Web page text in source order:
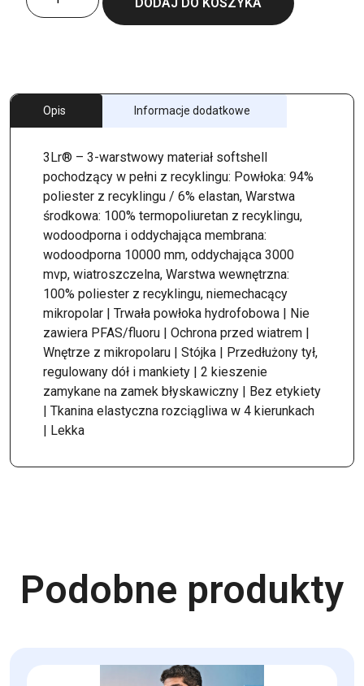
Reset
Opis Informacje dodatkowe
3Lr® – 3-warstwowy materiał softshell
pochodzący w pełni z recyklingu: Powłoka: 94%
poliester z recyklingu / 6% elastan, Warstwa
środkowa: 100% termopoliuretan z recyklingu,
wodoodporna i oddychająca membrana:
wodoodporna 10000 mm, oddychająca 3000
mvp, wiatroszczelna, Warstwa wewnętrzna:
100% poliester z recyklingu, niemechacący
mikropolar | Trwała powłoka hydrofobowa | Nie
zawiera PFAS/fluoru | Ochrona przed wiatrem |
Wnętrze z mikropolaru | Stójka | Przedłużony tył,
regulowany dół i mankiety | 2 kieszenie
zamykane na zamek błyskawiczny | Bez etykiety
| Tkanina elastyczna rozciągliwa w 4 kierunkach
| Lekka
Podobne produkty